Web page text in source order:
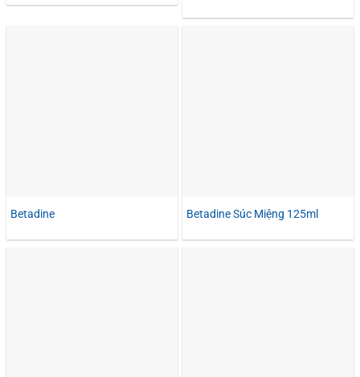
Betadine Betadine Súc Miệng 125ml